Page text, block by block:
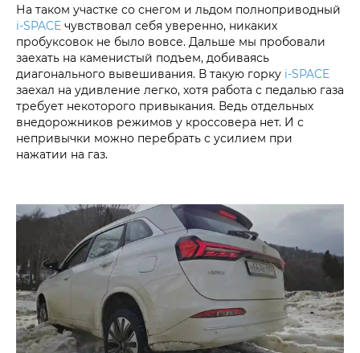
На таком участке со снегом и льдом полноприводный
i‑SPACE чувствовал себя уверенно, никаких
пробуксовок не было вовсе. Дальше мы пробовали
заехать на каменистый подъем, добиваясь
диагонального вывешивания. В такую горку i‑SPACE
заехал на удивление легко, хотя работа с педалью газа
требует некоторого привыкания. Ведь отдельных
внедорожников режимов у кроссовера нет. И с
непривычки можно перебрать с усилием при
нажатии на газ.